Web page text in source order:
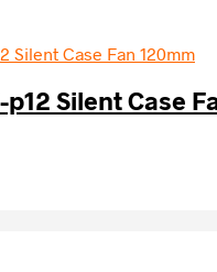
Silent Case